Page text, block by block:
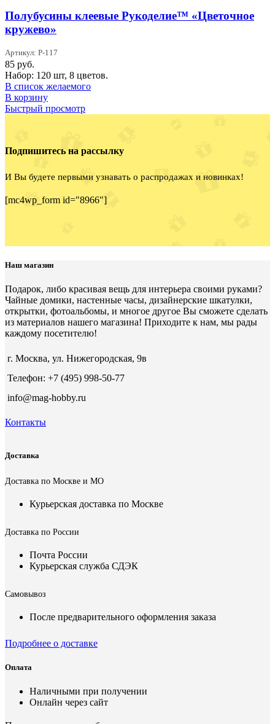
Полубусины клеевые Рукоделие™ «Цветочное
кружево»
Артикул: P-117
85 руб.
Набор: 120 шт, 8 цветов.
В список желаемого
В корзину
Быстрый просмотр
Подпишитесь на рассылку
И Вы будете первыми узнавать о распродажах и новинках!
[mc4wp_form id="8966"]
Наш магазин
Подарок, либо красивая вещь для интерьера своими руками?
Чайные домики, настенные часы, дизайнерские шкатулки,
открытки, фотоальбомы, и многое другое Вы сможете сделать
из материалов нашего магазина! Приходите к нам, мы рады
каждому посетителю!
г. Москва, ул. Нижегородская, 9в
Телефон: +7 (495) 998-50-77
info@mag-hobby.ru
Контакты
Доставка
Доставка по Москве и МО
Курьерская доставка по Москве
Доставка по России
Почта России
Курьерская служба СДЭК
Самовывоз
После предварительного оформления заказа
Подробнее о доставке
Оплата
Наличными при получении
Онлайн через сайт